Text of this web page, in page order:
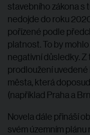
stavebního zákona s
nedojde do roku
pořízené podle
platnost. To by
negativní důsledky.
prodloužení uvedené
města, která
(například Praha a
Novela dále přináší
svém územním